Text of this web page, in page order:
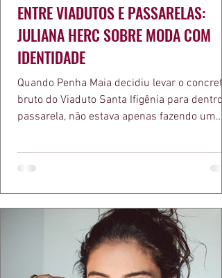
ENTRE VIADUTOS E PASSARELAS:
JULIANA HERC SOBRE MODA COM
IDENTIDADE
Quando Penha Maia decidiu levar o concreto
bruto do Viaduto Santa Ifigênia para dentro
passarela, não estava apenas fazendo um
a apresentadora e influenciadora Juliana
defende há tempos, o de que moda
estruturas geométricas, volumes
aquele concreto aparente típico da
arquitetura paulistana em peças de vestir,